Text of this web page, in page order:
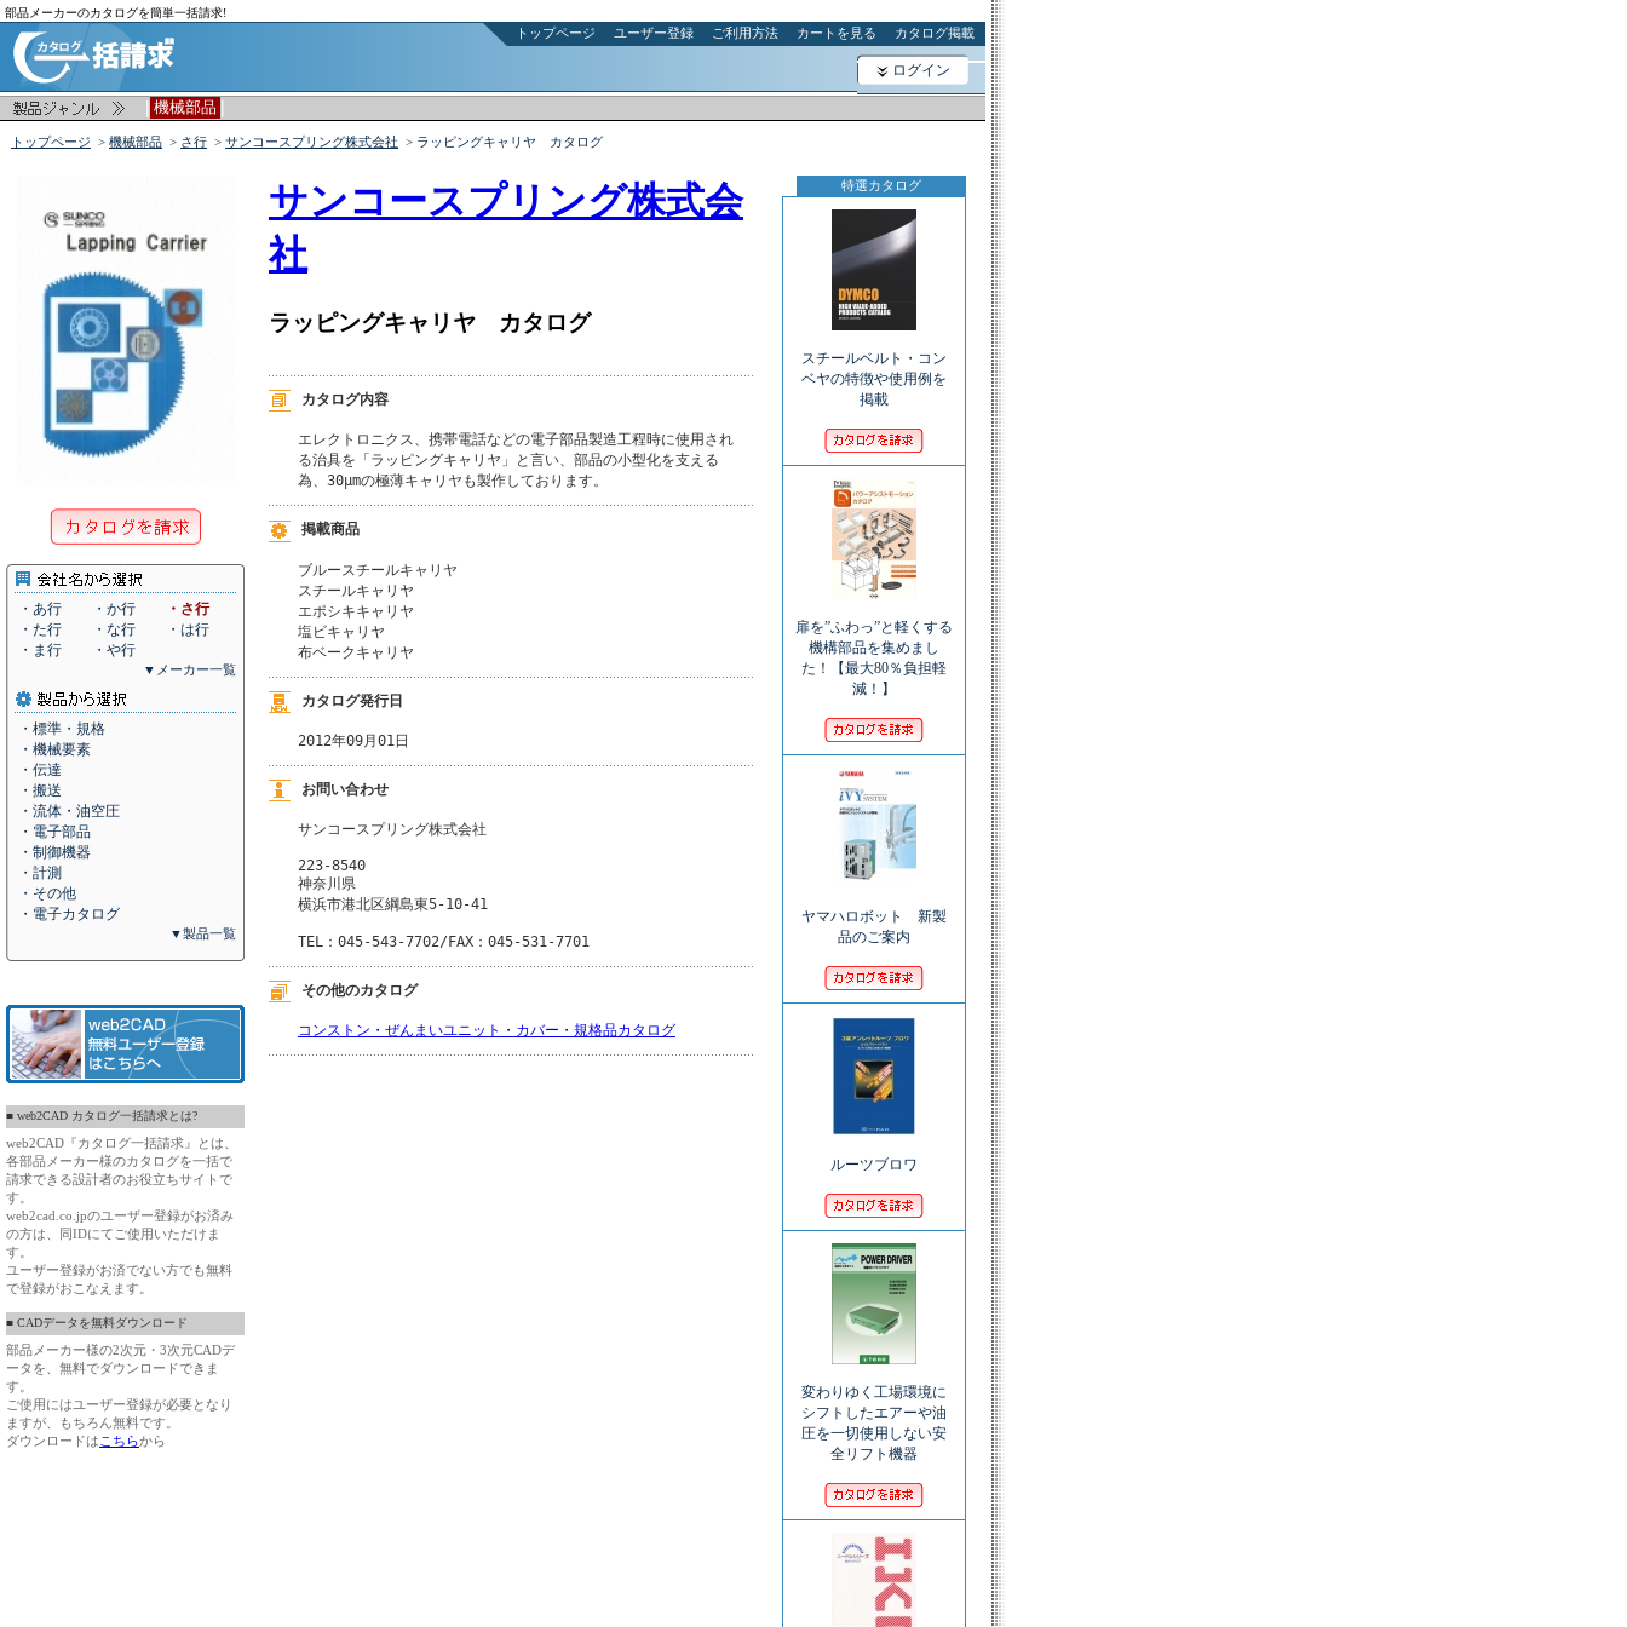
部品メーカーのカタログを簡単一括請求!
トップページ ユーザー登録 ご利用方法 カートを見る カタログ掲載
ログイン
| 機械部品 |
トップページ > 機械部品 > さ行 > サンコースプリング株式会社 > ラッピングキャリヤ カタログ
・あ行 ・か行
・さ行
・た行
・な行
・は行
・ま行
・や行
▼メーカー一覧
・標準・規格
・機械要素
・伝達
・搬送
・流体・油空圧
・電子部品
・制御機器
・計測
・その他
・電子カタログ
▼製品一覧
■ web2CAD カタログ一括請求とは?
web2CAD『カタログ一括請求』とは、
各部品メーカー様のカタログを一括で
請求できる設計者のお役立ちサイトで
す。
web2cad.co.jpのユーザー登録がお済み
の方は、同IDにてご使用いただけま
す。
ユーザー登録がお済でない方でも無料
で登録がおこなえます。
■ CADデータを無料ダウンロード
部品メーカー様の2次元・3次元CADデ
ータを、無料でダウンロードできま
す。
ご使用にはユーザー登録が必要となり
ますが、もちろん無料です。
ダウンロードは こちらから
サンコースプリング株式会
社
ラッピングキャリヤ カタログ
カタログ内容
エレクトロニクス、携帯電話などの電子部品製造工程時に使用され
る治具を「ラッピングキャリヤ」と言い、部品の小型化を支える
為、30µmの極薄キャリヤも製作しております。
掲載商品
ブルースチールキャリヤ
スチールキャリヤ
エポシキキャリヤ
塩ビキャリヤ
布ベークキャリヤ
カタログ発行日
2012年09月01日
お問い合わせ
サンコースプリング株式会社
223-8540
神奈川県
横浜市港北区綱島東5-10-41
TEL：045-543-7702/FAX：045-531-7701
その他のカタログ
コンストン・ぜんまいユニット・カバー・規格品カタログ
特選カタログ
スチールベルト・コン
ベヤの特徴や使用例を
掲載
扉を”ふわっ”と軽くする
機構部品を集めまし
た！【最大80％負担軽
減！】
ヤマハロボット 新製
品のご案内
ルーツブロワ
変わりゆく工場環境に
シフトしたエアーや油
圧を一切使用しない安
全リフト機器